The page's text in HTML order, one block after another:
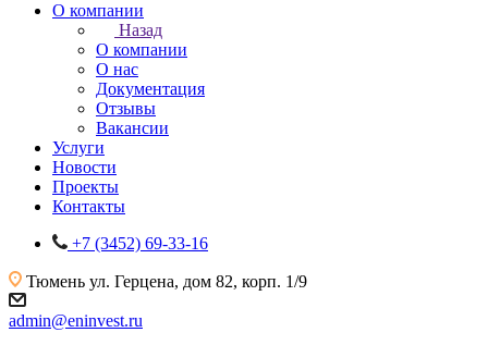
О компании
Назад
О компании
О нас
Документация
Отзывы
Вакансии
Услуги
Новости
Проекты
Контакты
+7 (3452) 69-33-16
Тюмень ул. Герцена, дом 82, корп. 1/9
admin@eninvest.ru